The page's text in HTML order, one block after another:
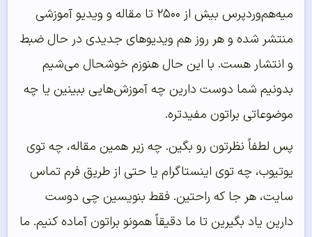
میه‌هم‌وردپرس بیش از ۲۵۰۰ تا مقاله و ویدیو آموزشی
منتشر شده و هر روز هم ویدیوهای جدیدی در حال ضبط
و انتشار هست. با این حال هنوزم خوشحال می‌شیم
بدونیم شما دوست دارین چه آموزش‌هایی ببینین یا چه
موضوعاتی براتون مفیدتره.
پس لطفاً نظرتون رو بگین. چه زیر همین مقاله، چه توی
یوتیوب، چه توی اینستاگرام یا حتی از طریق فرم تماس
سایت، هر جا که راحتین. فقط بنویسین چی دوست
دارین یاد بگیرین تا ما دقیقاً همونو براتون آماده کنیم. ما